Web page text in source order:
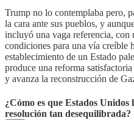
Trump no lo contemplaba pero,
la cara ante sus pueblos, y
incluyó una vaga referencia, con
condiciones para una vía creíble
establecimiento de un Estado
produce una reforma
y avanza la reconstrucción de
¿Cómo es que Estados
resolución tan desequilibrada?